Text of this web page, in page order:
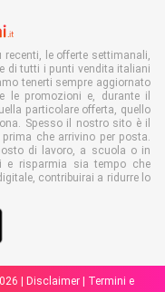
le offerte settimanali,
di tutti i punti vendita italiani
tenerti sempre aggiornato
le promozioni e, durante il
particolare offerta, quello
Spesso il nostro sito è il
che arrivino per posta.
di lavoro, a scuola o in
e risparmia sia tempo che
contribuirai a ridurre lo
| Disclaimer|
Termini e